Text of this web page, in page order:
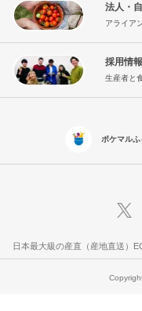
法人・
アライア
採用情報
生産者と
ポケマル
日本最大級の産直（産地直送）